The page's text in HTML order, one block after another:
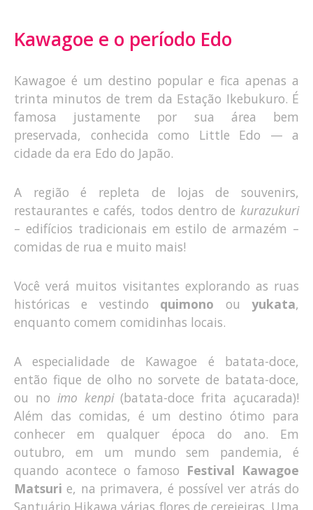
Kawagoe e o período Edo
Kawagoe é um destino popular e fica apenas a
trinta minutos de trem da Estação Ikebukuro. É
famosa justamente por sua área bem
preservada, conhecida como Little Edo — a
cidade da era Edo do Japão.
A região é repleta de lojas de souvenirs,
restaurantes e cafés, todos dentro de kurazukuri
– edifícios tradicionais em estilo de armazém –
comidas de rua e muito mais!
Você verá muitos visitantes explorando as ruas
históricas e vestindo quimono ouyukata,
enquanto comem comidinhas locais.
A especialidade de Kawagoe é batata-doce,
então fique de olho no sorvete de batata-doce,
ou no imo kenpi(batata-doce frita açucarada)!
Além das comidas, é um destino ótimo para
conhecer em qualquer época do ano. Em
outubro, em um mundo sem pandemia, é
quando acontece o famoso Festival Kawagoe
Matsuri e, na primavera, é possível ver atrás do